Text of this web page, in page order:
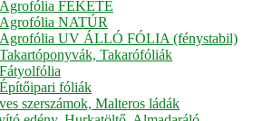
Agrofólia FEKETE
Agrofólia NATÚR
Agrofólia UV ÁLLÓ FÓLIA (fénystabil)
Takartóponyvák, Takarófóliák
Fátyolfólia
Építőipari fóliák
szerszámok, Malteros ládák